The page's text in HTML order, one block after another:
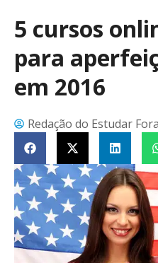
5 cursos
para
em 2016
Redação do Estudar Fora